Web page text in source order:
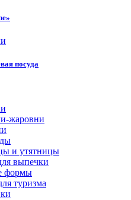
посуда
жаровни
и утятницы
выпечки
формы
туризма